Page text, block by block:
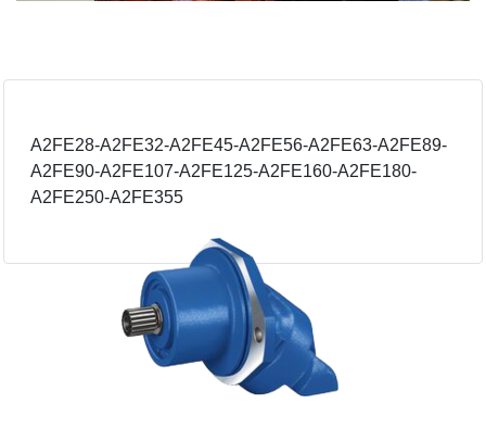
A2FE28-A2FE32-A2FE45-A2FE56-A2FE63-A2FE89-
A2FE90-A2FE107-A2FE125-A2FE160-A2FE180-
A2FE250-A2FE355